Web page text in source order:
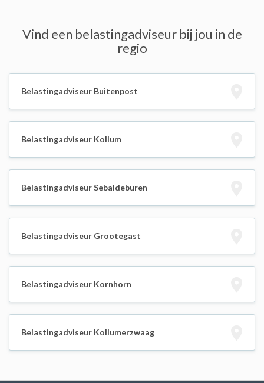
Vind een belastingadviseur bij jou in de
regio
Belastingadviseur Buitenpost
Belastingadviseur Kollum
Belastingadviseur Sebaldeburen
Belastingadviseur Grootegast
Belastingadviseur Kornhorn
Belastingadviseur Kollumerzwaag